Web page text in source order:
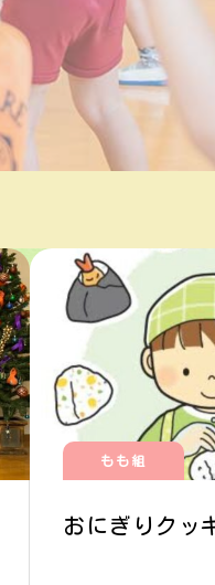
もも組
おにぎりクッ